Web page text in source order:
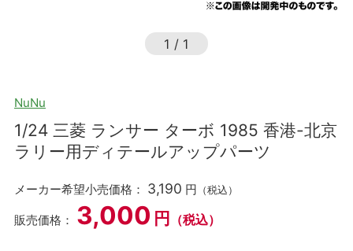
1 / 1
NuNu
1/24 三菱 ランサー ターボ 1985 香港-北京
ラリー用ディテールアップパーツ
メーカー希望小売価格： 3,190 円 （税込）
販売価格： 3,000 円 （税込）